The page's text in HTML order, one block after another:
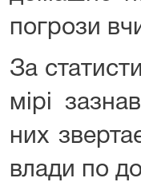
погрози
За
мірі
них
влади по